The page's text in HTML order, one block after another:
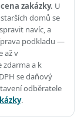
zakázky. U
domů se
navíc, a
podkladu —
až v
zdarma a k
se daňový
odběratele
.